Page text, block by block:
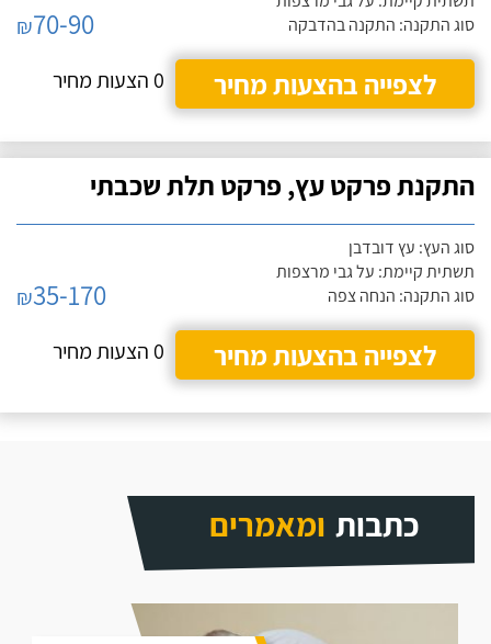
סוג התקנה: התקנה בהדבקה
₪70-90
לצפייה בהצעות מחיר
0 הצעות מחיר
התקנת פרקט עץ, פרקט תלת שכבתי
סוג העץ: עץ דובדבן
תשתית קיימת: על גבי מרצפות
סוג התקנה: הנחה צפה
₪35-170
לצפייה בהצעות מחיר
0 הצעות מחיר
כתבות ומאמרים